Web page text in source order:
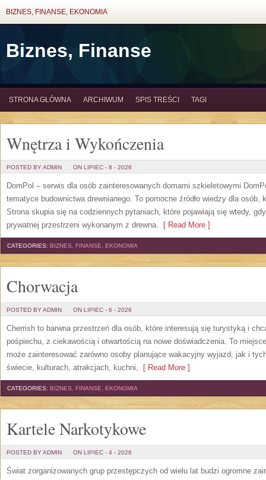
BIZNES, FINANSE, EKONOMIA
Biznes, Finanse
STRONA GŁÓWNA ARCHIWUM SPIS TREŚCI TAGI
Wnętrza i Wykończenia
POSTED BY ADMIN ON LIPIEC - 8 - 2026
DomPol – serwis dla osób zainteresowanych domami szkieletowymi
tematyce budownictwa drewnianego. To pomocne źródło wiedzy dla
Strona skupia się na codziennych pytaniach, które pojawiają się wtedy,
prywatnej przestrzeni wykonanym z drewna. [ Read More ]
CATEGORIES: BIZNES, FINANSE, EKONOMIA
Chorwacja
POSTED BY ADMIN ON LIPIEC - 6 - 2026
Cherrish to barwna przestrzeń dla osób, które interesują się turystyką i
pośpiechu, z ciekawością i otwartością na nowe doświadczenia. To
może zainteresować zarówno osoby planujące wakacyjny wyjazd, jak i
świecie, kulturach, atrakcjach, kuchni, [ Read More ]
CATEGORIES: BIZNES, FINANSE, EKONOMIA
Kartele Narkotykowe
POSTED BY ADMIN ON LIPIEC - 4 - 2026
Świat zorganizowanych grup przestępczych od wielu lat budzi ogromne